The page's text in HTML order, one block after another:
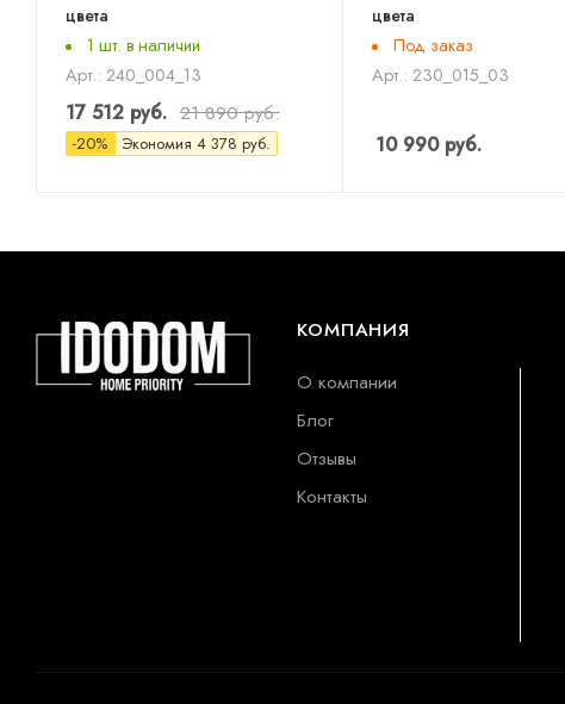
цвета
1 шт. в наличии
Арт.: 240_004_13
17 512 руб. 21 890руб.
-20% Экономия 4 378 руб.
цвета
Под заказ
Арт.: 230_015_03
10 990руб.
КОМПАНИЯ
О компании
Блог
Отзывы
Контакты